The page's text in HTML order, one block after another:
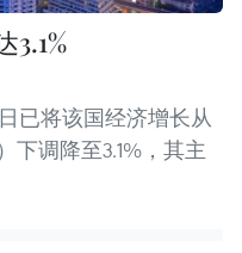
3.1%
已将该国经济增长从
下调降至3.1%，其主